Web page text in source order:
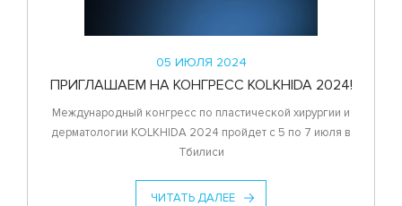
05 ИЮЛЯ 2024
ПРИГЛАШАЕМ НА КОНГРЕСС KOLKHIDA 2024!
Международный конгресс по пластической хирургии и
дерматологии KOLKHIDA 2024 пройдет с 5 по 7 июля в
Тбилиси
ЧИТАТЬ ДАЛЕЕ